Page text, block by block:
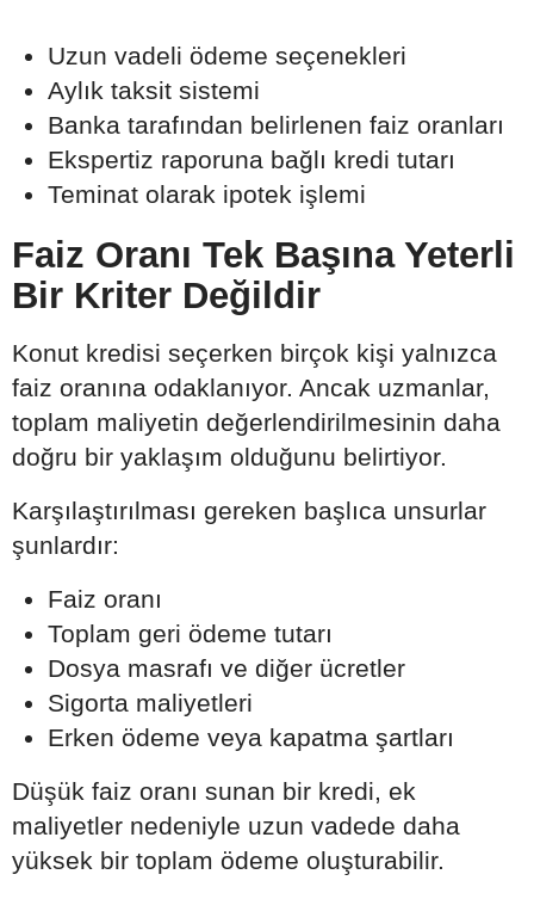
Uzun vadeli ödeme seçenekleri
Aylık taksit sistemi
Banka tarafından belirlenen faiz oranları
Ekspertiz raporuna bağlı kredi tutarı
Teminat olarak ipotek işlemi
Faiz Oranı Tek Başına Yeterli
Bir Kriter Değildir
Konut kredisi seçerken birçok kişi yalnızca
faiz oranına odaklanıyor. Ancak uzmanlar,
toplam maliyetin değerlendirilmesinin daha
doğru bir yaklaşım olduğunu belirtiyor.
Karşılaştırılması gereken başlıca unsurlar
şunlardır:
Faiz oranı
Toplam geri ödeme tutarı
Dosya masrafı ve diğer ücretler
Sigorta maliyetleri
Erken ödeme veya kapatma şartları
Düşük faiz oranı sunan bir kredi, ek
maliyetler nedeniyle uzun vadede daha
yüksek bir toplam ödeme oluşturabilir.